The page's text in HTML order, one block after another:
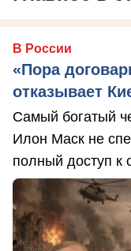
В России
«Пора
отказывает
Самый богатый
Илон Маск не
полный доступ к